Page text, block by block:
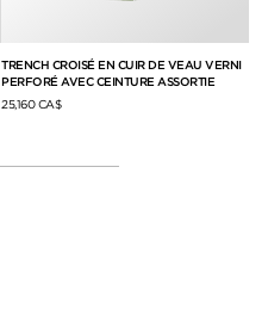
TRENCH CROISÉ EN CUIR DE VEAU VERNI
PERFORÉ AVEC CEINTURE ASSORTIE
25,160 CA$